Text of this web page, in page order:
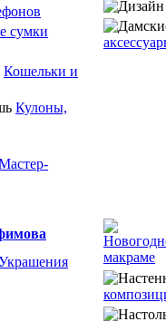
сумки
Кошельки и
Кулоны,